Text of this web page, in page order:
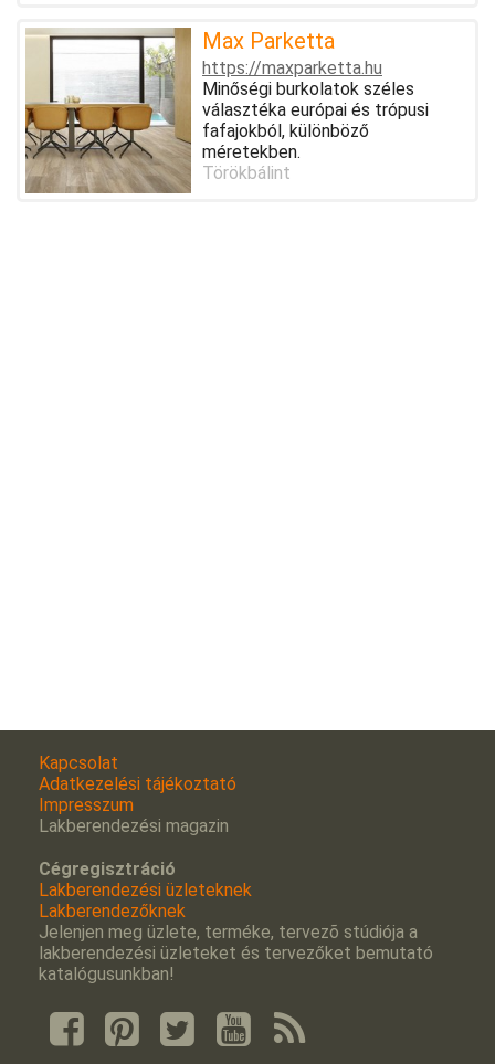
Max Parketta
https://maxparketta.hu
Minőségi burkolatok széles
választéka európai és trópusi
fafajokból, különböző
méretekben.
Törökbálint
Kapcsolat
Adatkezelési tájékoztató
Impresszum
Lakberendezési magazin
Cégregisztráció
Lakberendezési üzleteknek
Lakberendezőknek
Jelenjen meg üzlete, terméke, tervezõ stúdiója a
lakberendezési üzleteket és tervezőket bemutató
katalógusunkban!